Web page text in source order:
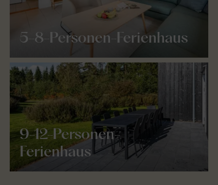
5-8-Personen-Ferienhaus
9-12-Personen-
Ferienhaus